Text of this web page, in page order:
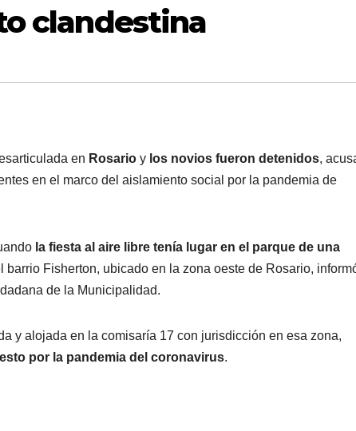
clandestina
en Rosario y los novios fueron detenidos,
en el marco del aislamiento social por la pandemia de
la fiesta al aire libre tenía lugar en el parque de una
barrio Fisherton, ubicado en la zona oeste de Rosario,
de la Municipalidad.
y alojada en la comisaría 17 con jurisdicción en esa zona,
por la pandemia del coronavirus.